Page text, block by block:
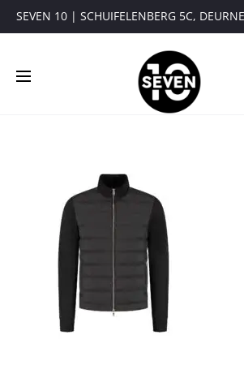
SEVEN 10 | SCHUIFELENBERG 5C,